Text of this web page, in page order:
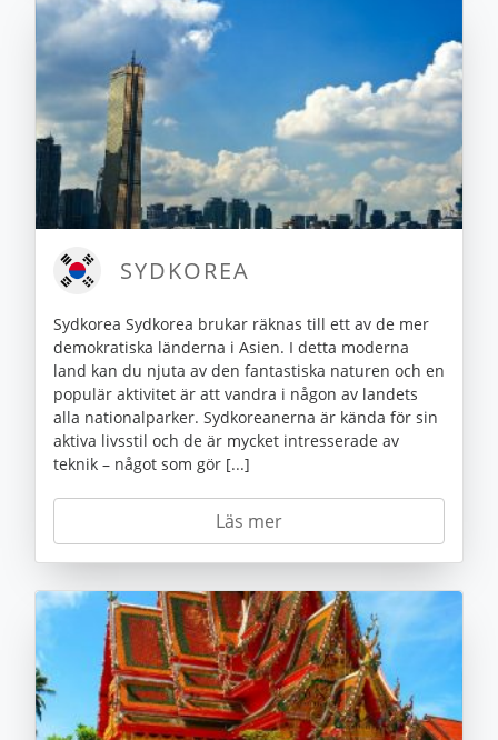
SYDKOREA
Sydkorea Sydkorea brukar räknas till ett av de mer
demokratiska länderna i Asien. I detta moderna
land kan du njuta av den fantastiska naturen och en
populär aktivitet är att vandra i någon av landets
alla nationalparker. Sydkoreanerna är kända för sin
aktiva livsstil och de är mycket intresserade av
teknik – något som gör [...]
Läs mer